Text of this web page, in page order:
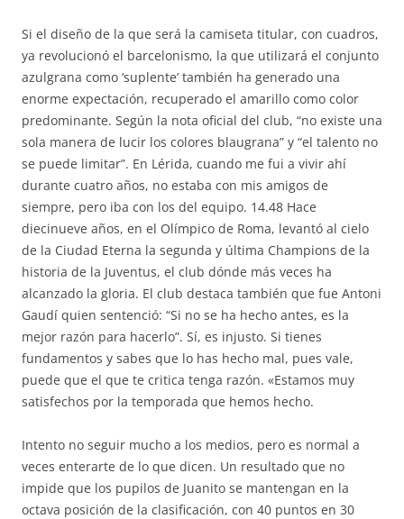
Si el diseño de la que será la camiseta titular, con cuadros,
ya revolucionó el barcelonismo, la que utilizará el conjunto
azulgrana como ‘suplente’ también ha generado una
enorme expectación, recuperado el amarillo como color
predominante. Según la nota oficial del club, “no existe una
sola manera de lucir los colores blaugrana” y “el talento no
se puede limitar”. En Lérida, cuando me fui a vivir ahí
durante cuatro años, no estaba con mis amigos de
siempre, pero iba con los del equipo. 14.48 Hace
diecinueve años, en el Olímpico de Roma, levantó al cielo
de la Ciudad Eterna la segunda y última Champions de la
historia de la Juventus, el club dónde más veces ha
alcanzado la gloria. El club destaca también que fue Antoni
Gaudí quien sentenció: “Si no se ha hecho antes, es la
mejor razón para hacerlo”. Sí, es injusto. Si tienes
fundamentos y sabes que lo has hecho mal, pues vale,
puede que el que te critica tenga razón. «Estamos muy
satisfechos por la temporada que hemos hecho.
Intento no seguir mucho a los medios, pero es normal a
veces enterarte de lo que dicen. Un resultado que no
impide que los pupilos de Juanito se mantengan en la
octava posición de la clasificación, con 40 puntos en 30